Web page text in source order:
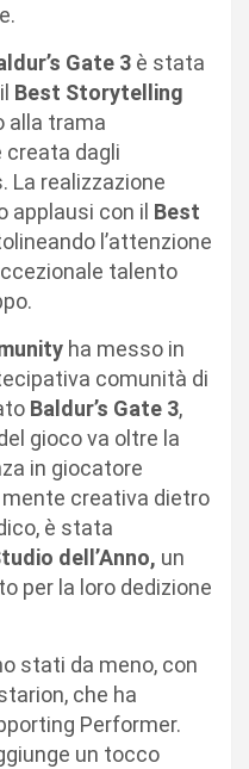
Gate 3 è stata
Best Storytelling
alla trama
creata dagli
La realizzazione
applausi con il Best
l’attenzione
talento
ha messo in
comunità di
Baldur’s Gate 3,
gioco va oltre la
in giocatore
mente creativa dietro
è stata
dell’Anno, un
per la loro dedizione
stati da meno, con
che ha
Performer.
un tocco